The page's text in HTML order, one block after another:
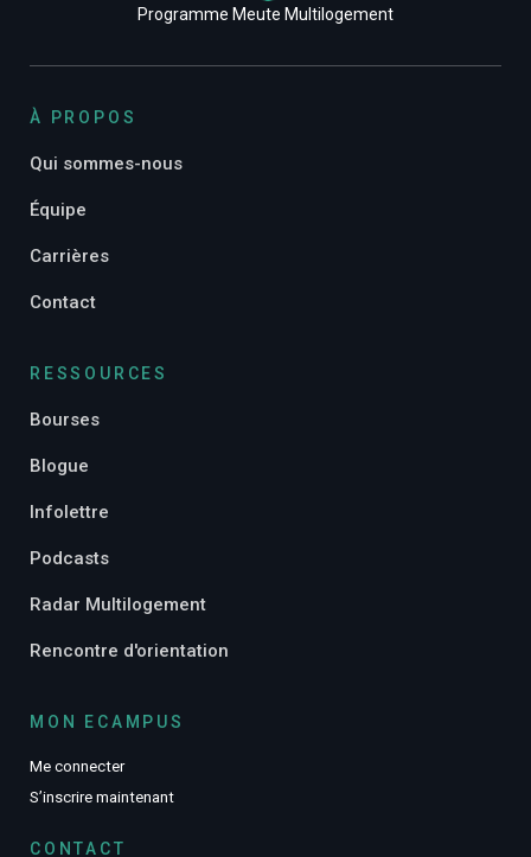
Programme Meute Multilogement
À PROPOS
Qui sommes-nous
Équipe
Carrières
Contact
RESSOURCES
Bourses
Blogue
Infolettre
Podcasts
Radar Multilogement
Rencontre d'orientation
MON ECAMPUS
Me connecter
S’inscrire maintenant
CONTACT